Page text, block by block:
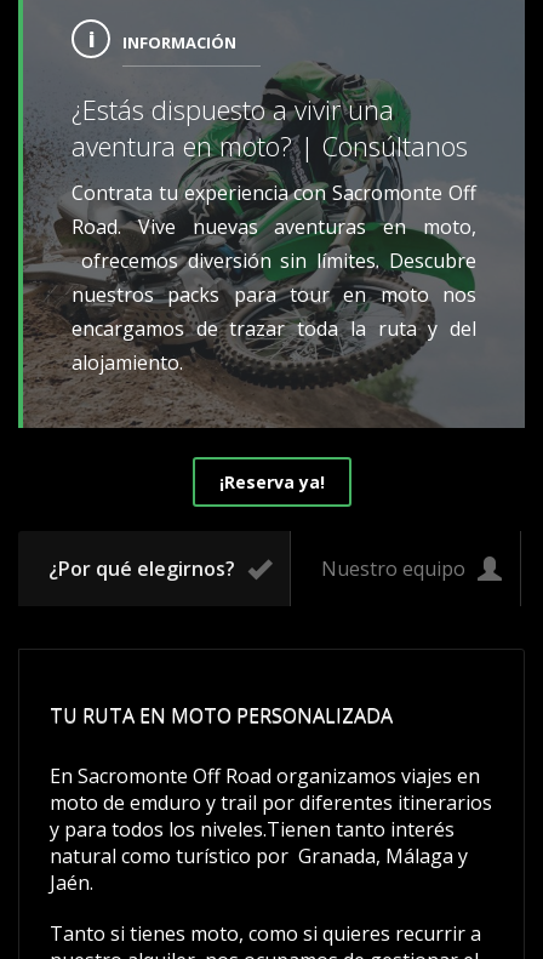
INFORMACIÓN
¿Estás dispuesto a vivir una
aventura en moto? | Consúltanos
Contrata tu experiencia con Sacromonte Off
Road. Vive nuevas aventuras en moto,
ofrecemos diversión sin límites. Descubre
nuestros packs para tour en moto nos
encargamos de trazar toda la ruta y del
alojamiento.
¡Reserva ya!
¿Por qué elegirnos? Nuestro equipo
TU RUTA EN MOTO PERSONALIZADA
En Sacromonte Off Road organizamos viajes en
moto de emduro y trail por diferentes itinerarios
y para todos los niveles.Tienen tanto interés
natural como turístico por Granada, Málaga y
Jaén.
Tanto si tienes moto, como si quieres recurrir a